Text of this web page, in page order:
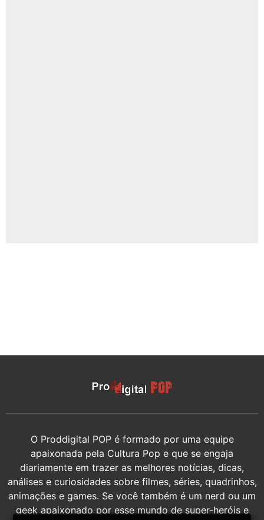
O Proddigital POP é formado por uma equipe
apaixonada pela Cultura Pop e que se engaja
diariamente em trazer as melhores notícias, dicas,
análises e curiosidades sobre filmes, séries, quadrinhos,
animações e games. Se você também é um nerd ou um
geek apaixonado por esse mundo de super-heróis e